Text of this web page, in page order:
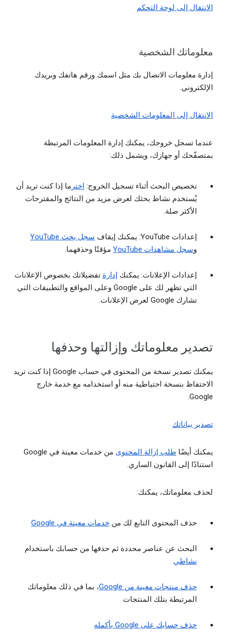
الانتقال إلى لوحة التحكم
معلوماتك الشخصية
إدارة معلومات الاتصال بك مثل اسمك ورقم هاتفك وبريدك
الإلكتروني.
الانتقال إلى المعلومات الشخصية
عندما تسجل خروجك، يمكنك إدارة المعلومات المرتبطة
بمتصفّحك أو جهازك، ويشمل ذلك:
تخصيص البحث أثناء تسجيل الخروج: اختر ما إذا كنت تريد أن
يُستخدم نشاط بحثك لعرض مزيد من النتائج والمقترحات
الأكثر صلة.
إعدادات YouTube: يمكنك إيقاف
سجل بحث YouTube
وسجل مشاهدات YouTube مؤقتًا وحذفهما.
إعدادات الإعلانات: يمكنك إدارة تفضيلاتك بخصوص الإعلانات
التي تظهر لك على Google وعلى المواقع والتطبيقات التي
تشارك Google لعرض الإعلانات.
تصدير معلوماتك وإزالتها وحذفها
يمكنك تصدير نسخة من المحتوى في حساب Google إذا كنت تريد
الاحتفاظ بنسخة احتياطية منه أو استخدامه مع خدمة خارج
Google.
تصدير بياناتك
يمكنك أيضًا طلب إزالة المحتوى
من خدمات معينة في Google
استنادًا إلى القانون الساري.
لحذف معلوماتك، يمكنك:
حذف المحتوى التابع لك من خدمات معينة في Google
البحث عن عناصر محددة ثم حذفها من حسابك باستخدام
نشاطي
حذف منتجات معينة من Google
، بما في ذلك معلوماتك
المرتبطة بتلك المنتجات
حذف حسابك على Google بأكمله